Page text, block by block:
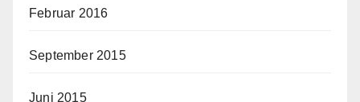
Februar 2016
September 2015
Juni 2015